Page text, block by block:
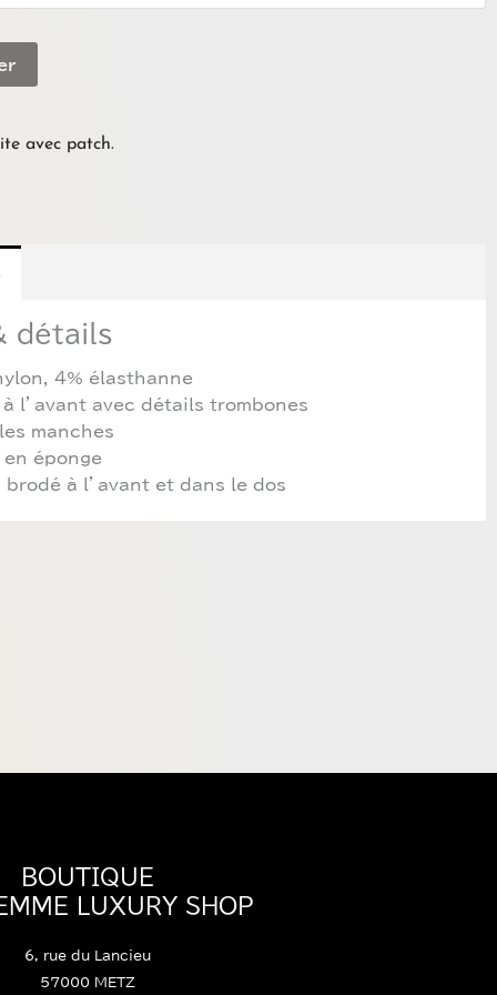
avec patch.
détails
4% élasthanne
l’avant avec détails trombones
manches
éponge
brodé à l’avant et dans le dos
BOUTIQUE
LUXURY SHOP
6, rue du Lancieu
57000 METZ